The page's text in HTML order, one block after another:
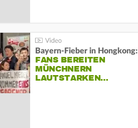
Bayern-Fieber in Hongkong:
FANS BEREITEN
MÜNCHNERN
LAUTSTARKEN…